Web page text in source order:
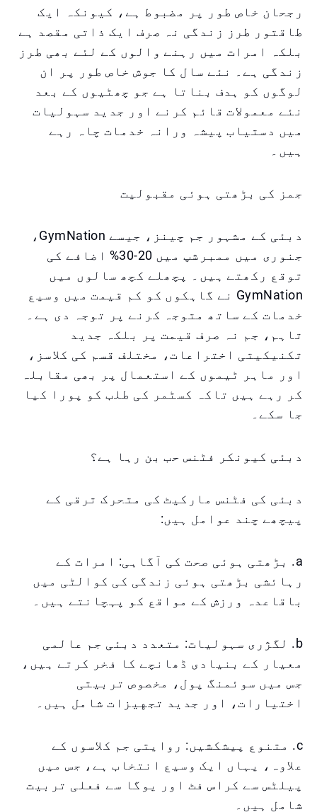
رجحان خاص طور پر مضبوط ہے، کیونکہ ایک
طاقتور طرز زندگی نہ صرف ایک ذاتی مقصد ہے
بلکہ امرات میں رہنے والوں کے لئے بھی طرز
زندگی ہے۔ نئے سال کا جوش خاص طور پر ان
لوگوں کو ہدف بناتا ہے جو چھٹیوں کے بعد
نئے معمولات قائم کرنے اور جدید سہولیات
میں دستیاب پیشہ ورانہ خدمات چاہ رہے
ہیں۔
جمز کی بڑھتی ہوئی مقبولیت
دبئی کے مشہور جم چینز، جیسے GymNation،
جنوری میں ممبرشپ میں 20-30% اضافے کی
توقع رکھتے ہیں۔ پچھلے کچھ سالوں میں
GymNation نے گاہکوں کو کم قیمت میں وسیع
خدمات کے ساتھ متوجہ کرنے پر توجہ دی ہے۔
تاہم، جم نہ صرف قیمت پر بلکہ جدید
تکنیکیتی اختراعات، مختلف قسم کی کلاسز،
اور ماہر ٹیموں کے استعمال پر بھی مقابلہ
کر رہے ہیں تاکہ کسٹمر کی طلب کو پورا کیا
جا سکے۔
دبئی کیونکر فٹنس حب بن رہا ہے؟
دبئی کی فٹنس مارکیٹ کی متحرک ترقی کے
پیچھے چند عوامل ہیں:
a. بڑھتی ہوئی صحت کی آگاہی: امرات کے
رہائشی بڑھتی ہوئی زندگی کی کوالٹی میں
باقاعدہ ورزش کے مواقع کو پہچانتے ہیں۔
b. لگژری سہولیات: متعدد دبئی جم عالمی
معیار کے بنیادی ڈھانچے کا فخر کرتے ہیں،
جس میں سوئمنگ پول، مخصوص تربیتی
اختیارات، اور جدید تجهیزات شامل ہیں۔
c. متنوع پیشکشیں: روایتی جم کلاسوں کے
علاوہ، یہاں ایک وسیع انتخاب ہے، جس میں
پیلٹس سے کراس فٹ اور یوگا سے فعلی تربیت
شامل ہیں۔